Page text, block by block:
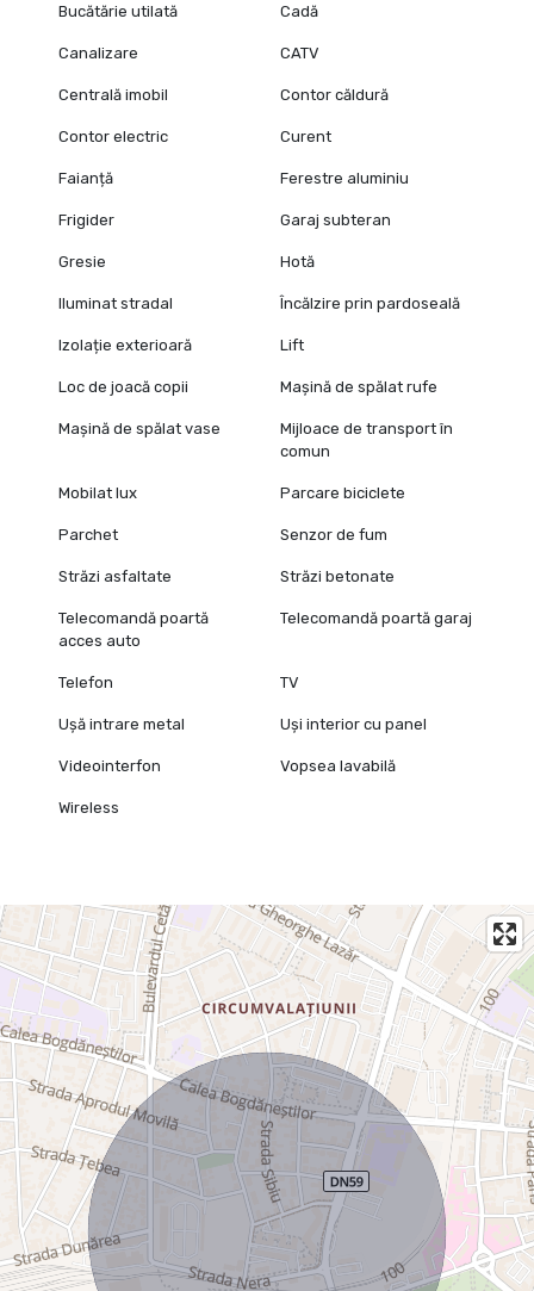
Bucătărie utilată Cadă
Canalizare CATV
Centrală imobil Contor căldură
Contor electric Curent
Faianță Ferestre aluminiu
Frigider Garaj subteran
Gresie Hotă
Iluminat stradal Încălzire prin pardoseală
Izolație exterioară Lift
Loc de joacă copii Mașină de spălat rufe
Mașină de spălat vase
Mijloace de transport în
comun
Mobilat lux Parcare biciclete
Parchet Senzor de fum
Străzi asfaltate Străzi betonate
Telecomandă poartă
acces auto
Telecomandă poartă garaj
Telefon TV
Ușă intrare metal Uși interior cu panel
Videointerfon Vopsea lavabilă
Wireless